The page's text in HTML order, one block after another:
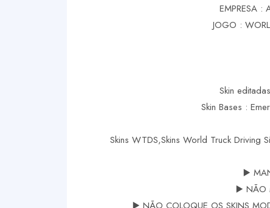
EMPRESA :
JOGO :
Skin
Skin Bases :
Skins WTDS,Skins World Truck Driving
▶️
▶️ NÃO